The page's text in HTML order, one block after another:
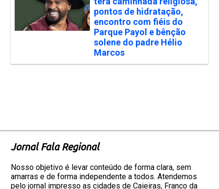
pontos de hidratação,
encontro com fiéis do
Parque Payol e bênção
solene do padre Hélio
Marcos
Jornal Fala Regional
Nosso objetivo é levar conteúdo de forma clara, sem
amarras e de forma independente a todos. Atendemos
pelo jornal impresso as cidades de Caieiras, Franco da